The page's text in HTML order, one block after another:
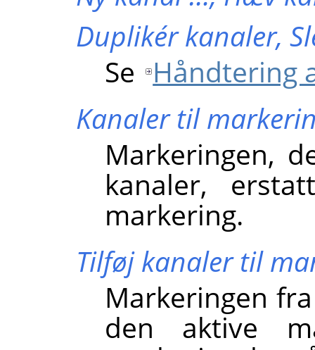
Duplikér kanaler,
Se Håndtering
Kanaler til
Markeringen,
kanaler,
markering.
Tilføj kanaler til
Markeringen
den aktive